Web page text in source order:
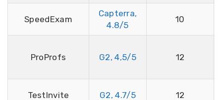
SpeedExam
Capterra,
4.8/5
10
ProProfs G2, 4,5/5 12
TestInvite G2, 4.7/5 12